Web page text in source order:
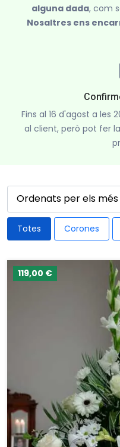
alguna dada, com
Nosaltres ens
Fins al 16 d'agost a les
al client, però pot fer
Totes Corones
119,00 €